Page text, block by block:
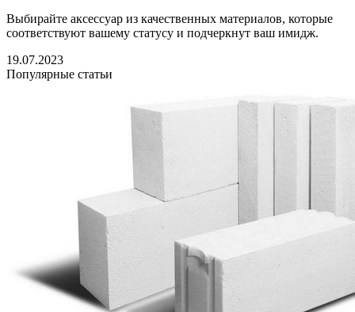
Выбирайте аксессуар из качественных материалов, которые
соответствуют вашему статусу и подчеркнут ваш имидж.
19.07.2023
Популярные статьи